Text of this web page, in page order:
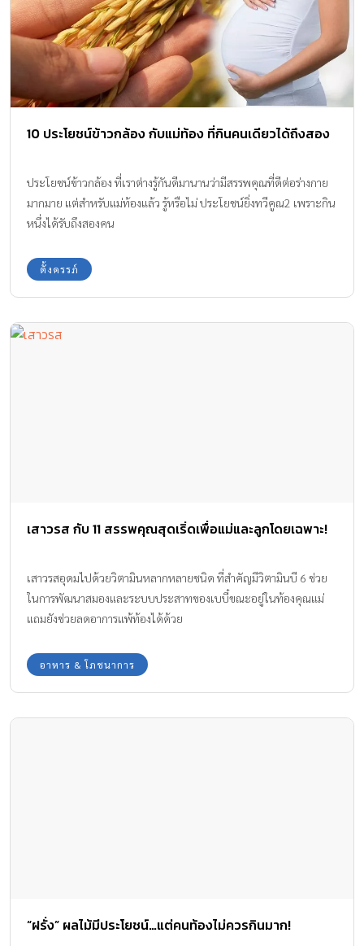
10 ประโยชน์ข้าวกล้อง กับแม่ท้อง ที่กินคนเดียวได้ถึงสอง
ประโยชน์ข้าวกล้อง ที่เราต่างรู้กันดีมานานว่ามีสรรพคุณที่ดีต่อร่างกาย
มากมาย แต่สำหรับแม่ท้องแล้ว รู้หรือไม่ ประโยชน์ยิ่งทวีคูณ2 เพราะกิน
หนึ่งได้รับถึงสองคน
ตั้งครรภ์
เสาวรส กับ 11 สรรพคุณสุดเริ่ดเพื่อแม่และลูกโดยเฉพาะ!
เสาวรสอุดมไปด้วยวิตามินหลากหลายชนิด ที่สำคัญมีวิตามินบี 6 ช่วย
ในการพัฒนาสมองและระบบประสาทของเบบี๋ขณะอยู่ในท้องคุณแม่
แถมยังช่วยลดอาการแพ้ท้องได้ด้วย
อาหาร & โภชนาการ
“ฝรั่ง” ผลไม้มีประโยชน์…แต่คนท้องไม่ควรกินมาก!